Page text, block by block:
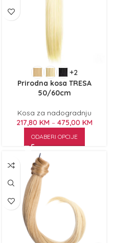
+2
Prirodna kosa TRESA
50/60cm
Kosa za nadogradnju
217,80 KM– 475,00 KM
ODABERI OPCIJE